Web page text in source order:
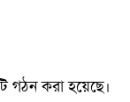
গঠন করা হয়েছে।